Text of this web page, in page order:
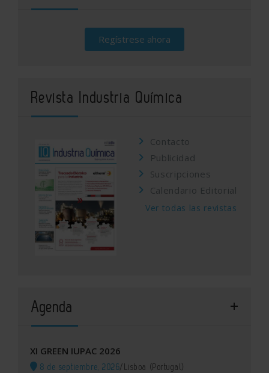
Regístrese ahora
Revista Industria Química
Contacto
Publicidad
Suscripciones
Calendario Editorial
Ver todas las revistas
Agenda
XI GREEN IUPAC 2026
8 de septiembre, 2026/Lisboa (Portugal)